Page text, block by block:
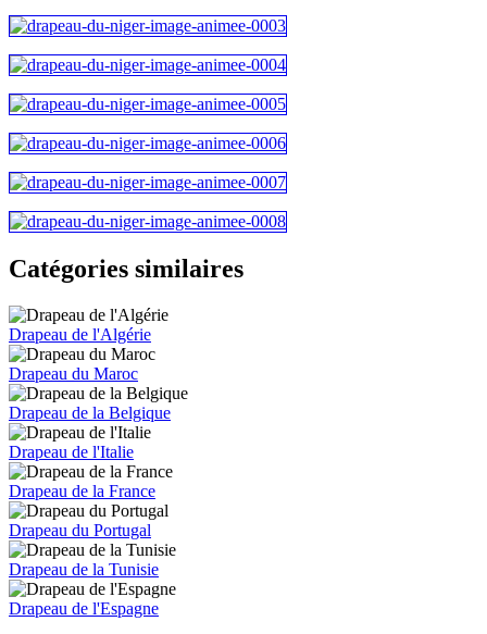
Catégories similaires
Drapeau de l'Algérie
Drapeau du Maroc
Drapeau de la Belgique
Drapeau de l'Italie
Drapeau de la France
Drapeau du Portugal
Drapeau de la Tunisie
Drapeau de l'Espagne